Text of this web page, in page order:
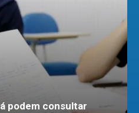
podem consultar